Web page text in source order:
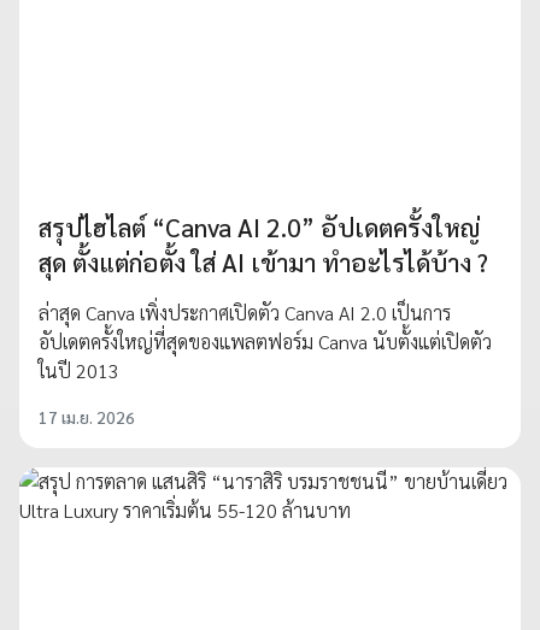
สรุปไฮไลต์ “Canva AI 2.0” อัปเดตครั้งใหญ่
สุด ตั้งแต่ก่อตั้ง ใส่ AI เข้ามา ทำอะไรได้บ้าง ?
ล่าสุด Canva เพิ่งประกาศเปิดตัว Canva AI 2.0 เป็นการ
อัปเดตครั้งใหญ่ที่สุดของแพลตฟอร์ม Canva นับตั้งแต่เปิดตัว
ในปี 2013
17 เม.ย. 2026